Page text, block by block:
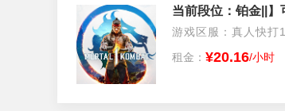
当前段位：铂金||
游戏区服：真人快
租金： ¥20.16/小时